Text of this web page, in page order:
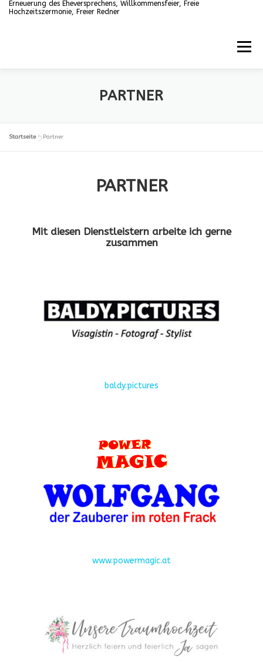
ZumErneuerung des Eheversprechens, Willkommensfeier, Freie
Hochzeitszermonie, Freier Redner
Menü
ANGEBOTE ÜBER MICH
REFERENZEN
PARTNER
Startseite»Partner
PARTNER
Mit diesen Dienstleistern arbeite ich gerne
zusammen
baldy.pictures
www.powermagic.at